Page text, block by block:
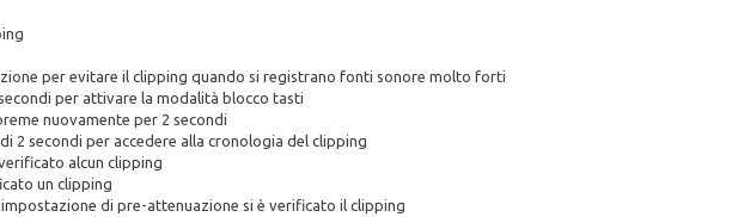
per evitare il clipping quando si registrano fonti sonore molto forti
per attivare la modalità blocco tasti
nuovamente per 2 secondi
2 secondi per accedere alla cronologia del clipping
alcun clipping
un clipping
di pre-attenuazione si è verificato il clipping